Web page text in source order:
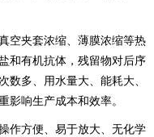
夹套浓缩、薄膜浓缩等热
和有机抗体，残留物对后序
多、用水量大、能耗大、
响生产成本和效率。
方便、易于放大、无化学